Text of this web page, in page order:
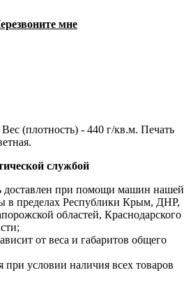
мне
(плотность) - 440 г/кв.м. Печать
службой
доставлен при помощи машин нашей
в пределах Республики Крым, ДНР,
областей, Краснодарского
от веса и габаритов общего
при условии наличия всех товаров